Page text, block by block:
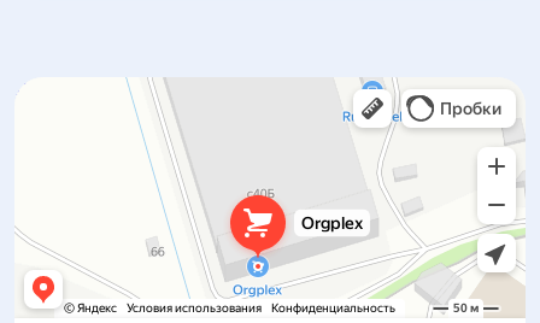
Orgplex
Оргстекло, поликарбонат в Лыткарине
Торговое оборудование в Лыткарине